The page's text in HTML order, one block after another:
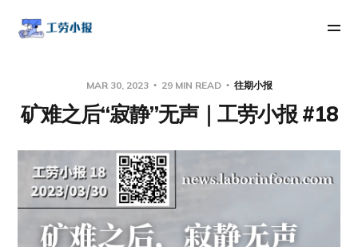
MAR 30, 2023 29 MIN READ 往期小报
矿难之后“寂静”无声｜工劳小报 #18